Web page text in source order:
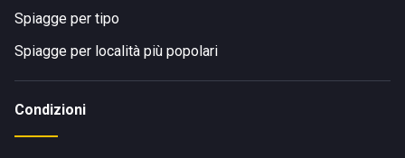
Spiagge per tipo
Spiagge per località più popolari
Condizioni